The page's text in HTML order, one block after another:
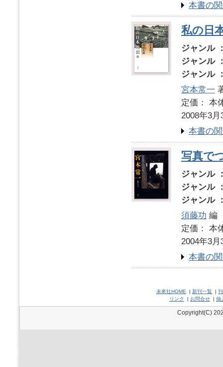
本書の
私の日
ジャンル
ジャンル
ジャンル
宮本常一
定価：
2008年3月
本書の
写真で
ジャンル
ジャンル
ジャンル
須藤功 編
定価：
2004年3月
本書の
未來社HOME | 新刊一覧 |
リンク
| お問合せ | 個
Copyright(C)